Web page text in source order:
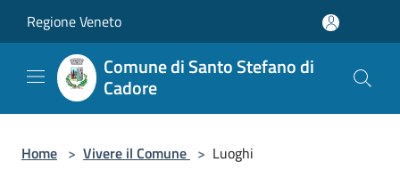
Regione Veneto
Comune di Santo Stefano di
Cadore
Home > Vivere il Comune > Luoghi